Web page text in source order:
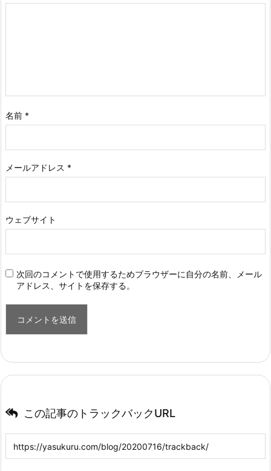
名前 *
メールアドレス *
ウェブサイト
次回のコメントで使用するためブラウザーに自分の名前、メール
アドレス、サイトを保存する。
この記事のトラックバックURL